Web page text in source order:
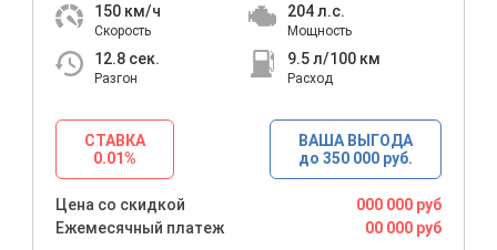
150 км/ч
Скорость
204л.с.
Мощность
12.8 сек.
Разгон
9.5л/100 км
Расход
СТАВКА
0.01%
ВАША ВЫГОДА
до 350 000 руб.
Цена со скидкой
000 000 руб
Ежемесячный платеж
00 000 руб